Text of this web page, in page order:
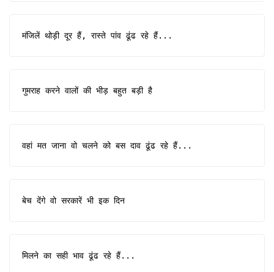
मंजिलें थोड़ी दूर हैं, रास्ते पांव ढूंढ रहे हैं...
गुमराह करने वालों की भीड़ बहुत बड़ी है
वहां मत जाना वो चलने को बस दाव ढूंढ रहे हैं...
बेच देंगे वो सरकारें भी इक दिन
मिलने का सही भाव ढूंढ रहे हैं...